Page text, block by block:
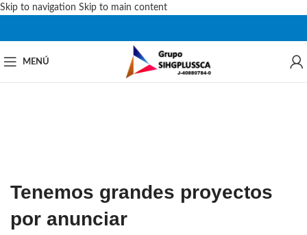
Skip to navigation Skip to main content
MENÚ
Tenemos grandes proyectos
por anunciar